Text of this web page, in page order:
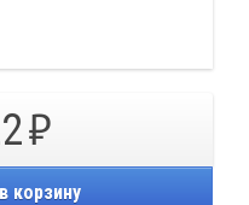
корзину